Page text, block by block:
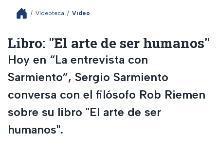
/ Videoteca / Video
Libro: "El arte de ser humanos"
Hoy en “La entrevista con
Sarmiento”, Sergio Sarmiento
conversa con el filósofo Rob Riemen
sobre su libro "El arte de ser
humanos".